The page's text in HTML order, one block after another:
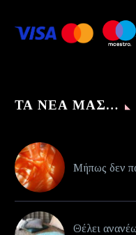
ΤΑ ΝΈΑ ΜΑΣ…
Μήπως δεν
Θέλει